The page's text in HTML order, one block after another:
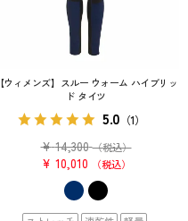
【ウィメンズ】スルー ウォーム ハイブリッ
ド タイツ
5.0 （1）
¥ 14,300 （税込）
¥ 10,010 税込